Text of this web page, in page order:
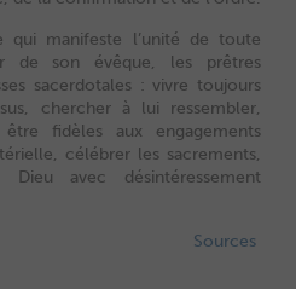
manifeste l’unité de toute
de son évêque, les prêtres
sacerdotales : vivre toujours
chercher à lui ressembler,
fidèles aux engagements
célébrer les sacrements,
avec désintéressement
Sources